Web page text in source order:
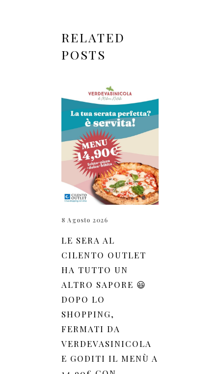
RELATED
POSTS
8 Agosto 2026
LE SERA AL
CILENTO OUTLET
HA TUTTO UN
ALTRO SAPORE 😃
DOPO LO
SHOPPING,
FERMATI DA
VERDEVASINICOLA
E GODITI IL MENÙ A